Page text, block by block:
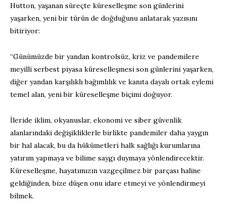
Hutton, yaşanan süreçte küreselleşme son günlerini
yaşarken, yeni bir türün de doğduğunu anlatarak yazısını
bitiriyor:
“Günümüzde bir yandan kontrolsüz, kriz ve pandemilere
meyilli serbest piyasa küreselleşmesi son günlerini yaşarken,
diğer yandan karşılıklı bağımlılık ve kanıta dayalı ortak eylemi
temel alan, yeni bir küreselleşme biçimi doğuyor.
İleride iklim, okyanuslar, ekonomi ve siber güvenlik
alanlarındaki değişikliklerle birlikte pandemiler daha yaygın
bir hal alacak, bu da hükümetleri halk sağlığı kurumlarına
yatırım yapmaya ve bilime saygı duymaya yönlendirecektir.
Küreselleşme, hayatımızın vazgeçilmez bir parçası haline
geldiğinden, bize düşen onu idare etmeyi ve yönlendirmeyi
bilmek.